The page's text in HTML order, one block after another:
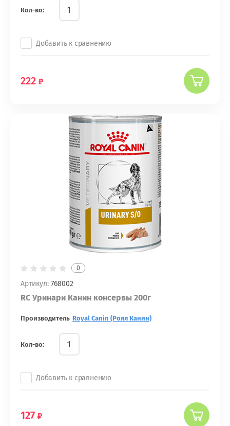
Кол-во:
Добавить к сравнению
222
0
Артикул: 768002
RC Уринари Канин консервы 200г
Производитель Royal Canin (Роял Канин)
Кол-во:
Добавить к сравнению
127